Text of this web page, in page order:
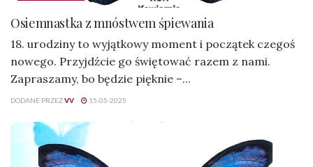
Osiemnastka z mnóstwem śpiewania
18. urodziny to wyjątkowy moment i początek czegoś
nowego. Przyjdźcie go świętować razem z nami.
Zapraszamy, bo będzie pięknie –...
DODANE PRZEZVV 15-05-2025